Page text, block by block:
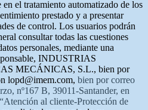
en el tratamiento automatizado de los
prestado y a presentar
de control. Los usuarios podrán
consultar todas las cuestiones
personales, mediante una
INDUSTRIAS
MECÁNICAS, S.L., bien por
lopd@imem.com, bien por correo
nº167 B, 39011-Santander, en
al cliente-Protección de